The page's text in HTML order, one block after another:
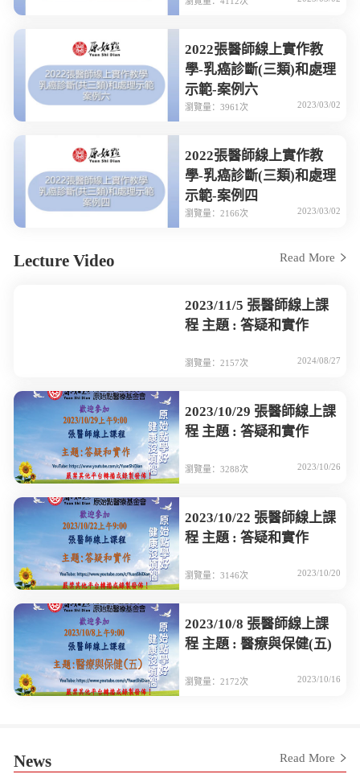
2022張醫師線上實作教
學-乳癌診斷(三類)和處理
示範-案例六
瀏覽量：3961次 2023/03/02
2022張醫師線上實作教
學-乳癌診斷(三類)和處理
示範-案例四
瀏覽量：2166次 2023/03/02
Lecture Video Read More
2023/11/5 張醫師線上課
程 主題 : 答疑和實作
瀏覽量：2157次 2024/08/27
2023/10/29 張醫師線上課
程 主題 : 答疑和實作
瀏覽量：3288次 2023/10/26
2023/10/22 張醫師線上課
程 主題 : 答疑和實作
瀏覽量：3146次 2023/10/20
2023/10/8 張醫師線上課
程 主題 : 醫療與保健(五)
瀏覽量：2172次 2023/10/16
News Read More